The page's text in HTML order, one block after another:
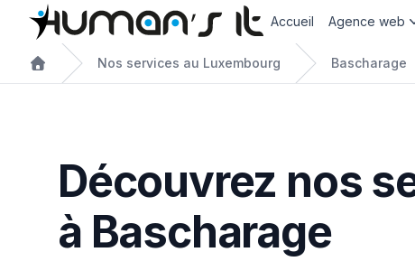
Accueil Agence web
Nos services au Luxembourg Bascharage
Découvrez nos
à Bascharage